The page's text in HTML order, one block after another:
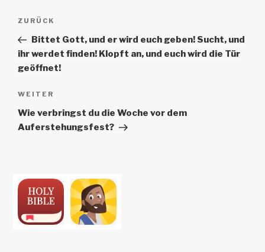
Beitrags-
Vorheriger
Beitrag
ZURÜCK
Bittet Gott, und er wird euch geben! Sucht, und
ihr werdet finden! Klopft an, und euch wird die Tür
geöffnet!
Nächster
Beitrag
WEITER
Wie verbringst du die Woche vor dem
Auferstehungsfest?